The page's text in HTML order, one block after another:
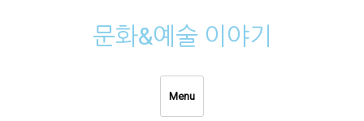
문화&예술 이야기
Menu